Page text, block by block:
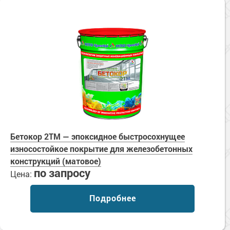
Сопутствующие товары
Бетокор 2TM — эпоксидное быстросохнущее
износостойкое покрытие для железобетонных
конструкций (матовое)
Цена: по запросу
Подробнее